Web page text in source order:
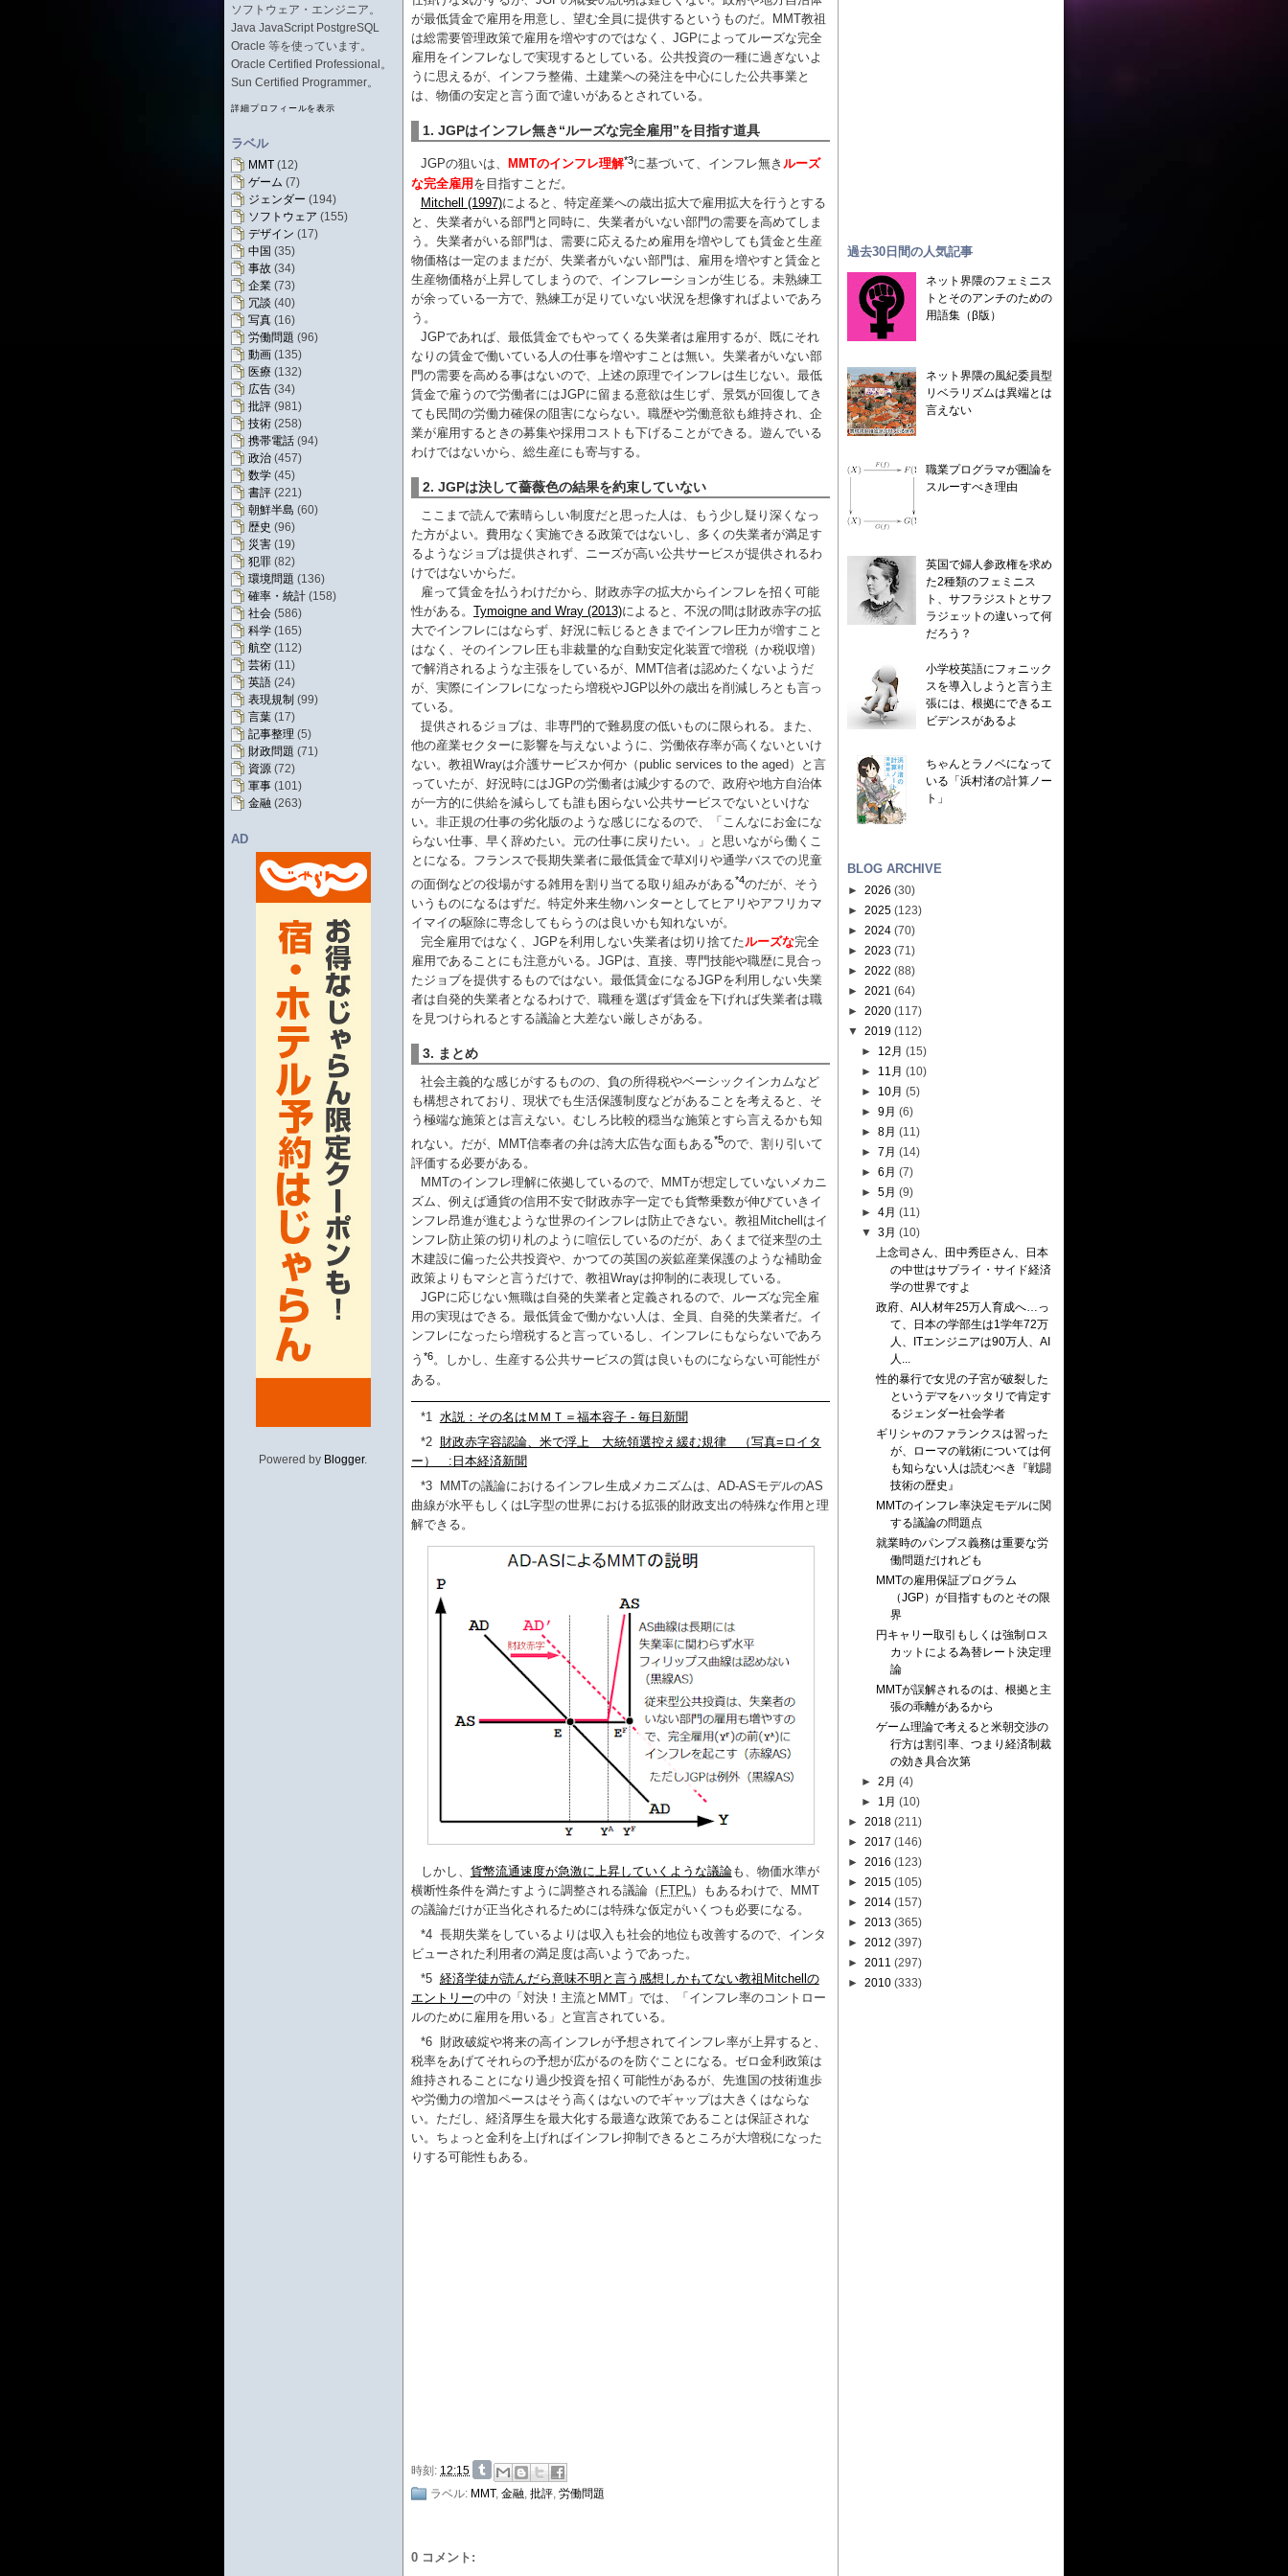
ソフトウェア・エンジニア。
Java JavaScript PostgreSQL
Oracle 等を使っています。
Oracle Certified Professional。
Sun Certified Programmer。
詳細プロフィールを表示
ラベル
MMT (12)
ゲーム (7)
ジェンダー (194)
ソフトウェア (155)
デザイン (17)
中国 (35)
事故 (34)
企業 (73)
冗談 (40)
写真 (16)
労働問題 (96)
動画 (135)
医療 (132)
広告 (34)
批評 (981)
技術 (258)
携帯電話 (94)
政治 (457)
数学 (45)
書評 (221)
朝鮮半島 (60)
歴史 (96)
災害 (19)
犯罪 (82)
環境問題 (136)
確率・統計 (158)
社会 (586)
科学 (165)
航空 (112)
芸術 (11)
英語 (24)
表現規制 (99)
言葉 (17)
記事整理 (5)
財政問題 (71)
資源 (72)
軍事 (101)
金融 (263)
AD
Powered by Blogger.
が最低賃金で雇用を用意し、望む全員に提供するというものだ。MMT教祖
は総需要管理政策で雇用を増やすのではなく、JGPによってルーズな完全
雇用をインフレなしで実現するとしている。公共投資の一種に過ぎないよ
うに思えるが、インフラ整備、土建業への発注を中心にした公共事業と
は、物価の安定と言う面で違いがあるとされている。
1. JGPはインフレ無き“ルーズな完全雇用”を目指す道具
JGPの狙いは、 MMTのインフレ理解*3に基づいて、インフレ無き ルーズ
な完全雇用を目指すことだ。
Mitchell (1997)によると、特定産業への歳出拡大で雇用拡大を行うとする
と、失業者がいる部門と同時に、失業者がいない部門の需要を高めてしま
う。失業者がいる部門は、需要に応えるため雇用を増やしても賃金と生産
物価格は一定のままだが、失業者がいない部門は、雇用を増やすと賃金と
生産物価格が上昇してしまうので、インフレーションが生じる。未熟練工
が余っている一方で、熟練工が足りていない状況を想像すればよいであろ
う。
JGPであれば、最低賃金でもやってくる失業者は雇用するが、既にそれ
なりの賃金で働いている人の仕事を増やすことは無い。失業者がいない部
門の需要を高める事はないので、上述の原理でインフレは生じない。最低
賃金で雇うので労働者にはJGPに留まる意欲は生じず、景気が回復してき
ても民間の労働力確保の阻害にならない。職歴や労働意欲も維持され、企
業が雇用するときの募集や採用コストも下げることができる。遊んでいる
わけではないから、総生産にも寄与する。
2. JGPは決して薔薇色の結果を約束していない
ここまで読んで素晴らしい制度だと思った人は、もう少し疑り深くなっ
た方がよい。費用なく実施できる政策ではないし、多くの失業者が満足す
るようなジョブは提供されず、ニーズが高い公共サービスが提供されるわ
けではないからだ。
雇って賃金を払うわけだから、財政赤字の拡大からインフレを招く可能
性がある。 Tymoigne and Wray (2013)によると、不況の間は財政赤字の拡
大でインフレにはならず、好況に転じるときまでインフレ圧力が増すこと
はなく、そのインフレ圧も非裁量的な自動安定化装置で増税（か税収増）
で解消されるような主張をしているが、MMT信者は認めたくないようだ
が、実際にインフレになったら増税やJGP以外の歳出を削減しろとも言っ
ている。
提供されるジョブは、非専門的で難易度の低いものに限られる。また、
他の産業セクターに影響を与えないように、労働依存率が高くないといけ
ない。教祖Wrayは介護サービスか何か（public services to the aged）と言
っていたが、好況時にはJGPの労働者は減少するので、政府や地方自治体
が一方的に供給を減らしても誰も困らない公共サービスでないといけな
い。非正規の仕事の劣化版のような感じになるので、「こんなにお金にな
らない仕事、早く辞めたい。元の仕事に戻りたい。」と思いながら働くこ
とになる。フランスで長期失業者に最低賃金で草刈りや通学バスでの児童
の面倒などの役場がする雑用を割り当てる取り組みがある*4のだが、そう
いうものになるはずだ。特定外来生物ハンターとしてヒアリやアフリカマ
イマイの駆除に専念してもらうのは良いかも知れないが。
完全雇用ではなく、JGPを利用しない失業者は切り捨てたルーズな完全
雇用であることにも注意がいる。JGPは、直接、専門技能や職歴に見合っ
たジョブを提供するものではない。最低賃金になるJGPを利用しない失業
者は自発的失業者となるわけで、職種を選ばず賃金を下げれば失業者は職
を見つけられるとする議論と大差ない厳しさがある。
3. まとめ
社会主義的な感じがするものの、負の所得税やベーシックインカムなど
も構想されており、現状でも生活保護制度などがあることを考えると、そ
う極端な施策とは言えない。むしろ比較的穏当な施策とすら言えるかも知
れない。だが、MMT信奉者の弁は誇大広告な面もある*5ので、割り引いて
評価する必要がある。
MMTのインフレ理解に依拠しているので、MMTが想定していないメカニ
ズム、例えば通貨の信用不安で財政赤字一定でも貨幣乗数が伸びていきイ
ンフレ昂進が進むような世界のインフレは防止できない。教祖Mitchellはイ
ンフレ防止策の切り札のように喧伝しているのだが、あくまで従来型の土
木建設に偏った公共投資や、かつての英国の炭鉱産業保護のような補助金
政策よりもマシと言うだけで、教祖Wrayは抑制的に表現している。
JGPに応じない無職は自発的失業者と定義されるので、ルーズな完全雇
用の実現はできる。最低賃金で働かない人は、全員、自発的失業者だ。イ
ンフレになったら増税すると言っているし、インフレにもならないであろ
う *6。しかし、生産する公共サービスの質は良いものにならない可能性が
ある。
*1
水説：その名はＭＭＴ＝福本容子 - 毎日新聞
*2
財政赤字容認論、米で浮上 大統領選控え緩む規律 （写真=ロイタ
ー） :日本経済新聞
*3
MMTの議論におけるインフレ生成メカニズムは、AD-ASモデルのAS
曲線が水平もしくはL字型の世界における拡張的財政支出の特殊な作用と理
解できる。
しかし、 貨幣流通速度が急激に上昇していくような議論も、物価水準が
横断性条件を満たすように調整される議論（ FTPL ）もあるわけで、MMT
の議論だけが正当化されるためには特殊な仮定がいくつも必要になる。
*4 長期失業をしているよりは収入も社会的地位も改善するので、インタ
ビューされた利用者の満足度は高いようであった。
*5 経済学徒が読んだら意味不明と言う感想しかもてない教祖Mitchellの
エントリーの中の「対決！主流とMMT」では、「インフレ率のコントロー
ルのために雇用を用いる」と宣言されている。
*6
財政破綻や将来の高インフレが予想されてインフレ率が上昇すると、
税率をあげてそれらの予想が広がるのを防ぐことになる。ゼロ金利政策は
維持されることになり過少投資を招く可能性があるが、先進国の技術進歩
や労働力の増加ペースはそう高くはないのでギャップは大きくはならな
い。ただし、経済厚生を最大化する最適な政策であることは保証されな
い。ちょっと金利を上げればインフレ抑制できるところが大増税になった
りする可能性もある。
時刻: 12:15
ラベル: MMT, 金融, 批評, 労働問題
0 コメント:
過去30日間の人気記事
ネット界隈のフェミニス
トとそのアンチのための
用語集（β版）
ネット界隈の風紀委員型
リベラリズムは異端とは
言えない
職業プログラマが圏論を
スルーすべき理由
英国で婦人参政権を求め
た2種類のフェミニス
ト、サフラジストとサフ
ラジェットの違いって何
だろう？
小学校英語にフォニック
スを導入しようと言う主
張には、根拠にできるエ
ビデンスがあるよ
ちゃんとラノベになって
いる「浜村渚の計算ノー
ト」
BLOG ARCHIVE
► 2026 (30)
► 2025 (123)
► 2024 (70)
► 2023 (71)
► 2022 (88)
► 2021 (64)
► 2020 (117)
▼ 2019 (112)
► 12月 (15)
► 11月 (10)
► 10月 (5)
►9月 (6)
►8月 (11)
►7月 (14)
►6月 (7)
►5月 (9)
►4月 (11)
▼ 3月 (10)
上念司さん、田中秀臣さん、日本
の中世はサプライ・サイド経済
学の世界ですよ
政府、AI人材年25万人育成へ…っ
て、日本の学部生は1学年72万
人、ITエンジニアは90万人、AI
人...
性的暴行で女児の子宮が破裂した
というデマをハッタリで肯定す
るジェンダー社会学者
ギリシャのファランクスは習った
が、ローマの戦術については何
も知らない人は読むべき『戦闘
技術の歴史』
MMTのインフレ率決定モデルに関
する議論の問題点
就業時のパンプス義務は重要な労
働問題だけれども
MMTの雇用保証プログラム
（JGP）が目指すものとその限
界
円キャリー取引もしくは強制ロス
カットによる為替レート決定理
論
MMTが誤解されるのは、根拠と主
張の乖離があるから
ゲーム理論で考えると米朝交渉の
行方は割引率、つまり経済制裁
の効き具合次第
►2月 (4)
► 1月 (10)
► 2018 (211)
► 2017 (146)
► 2016 (123)
► 2015 (105)
► 2014 (157)
► 2013 (365)
► 2012 (397)
► 2011 (297)
► 2010 (333)